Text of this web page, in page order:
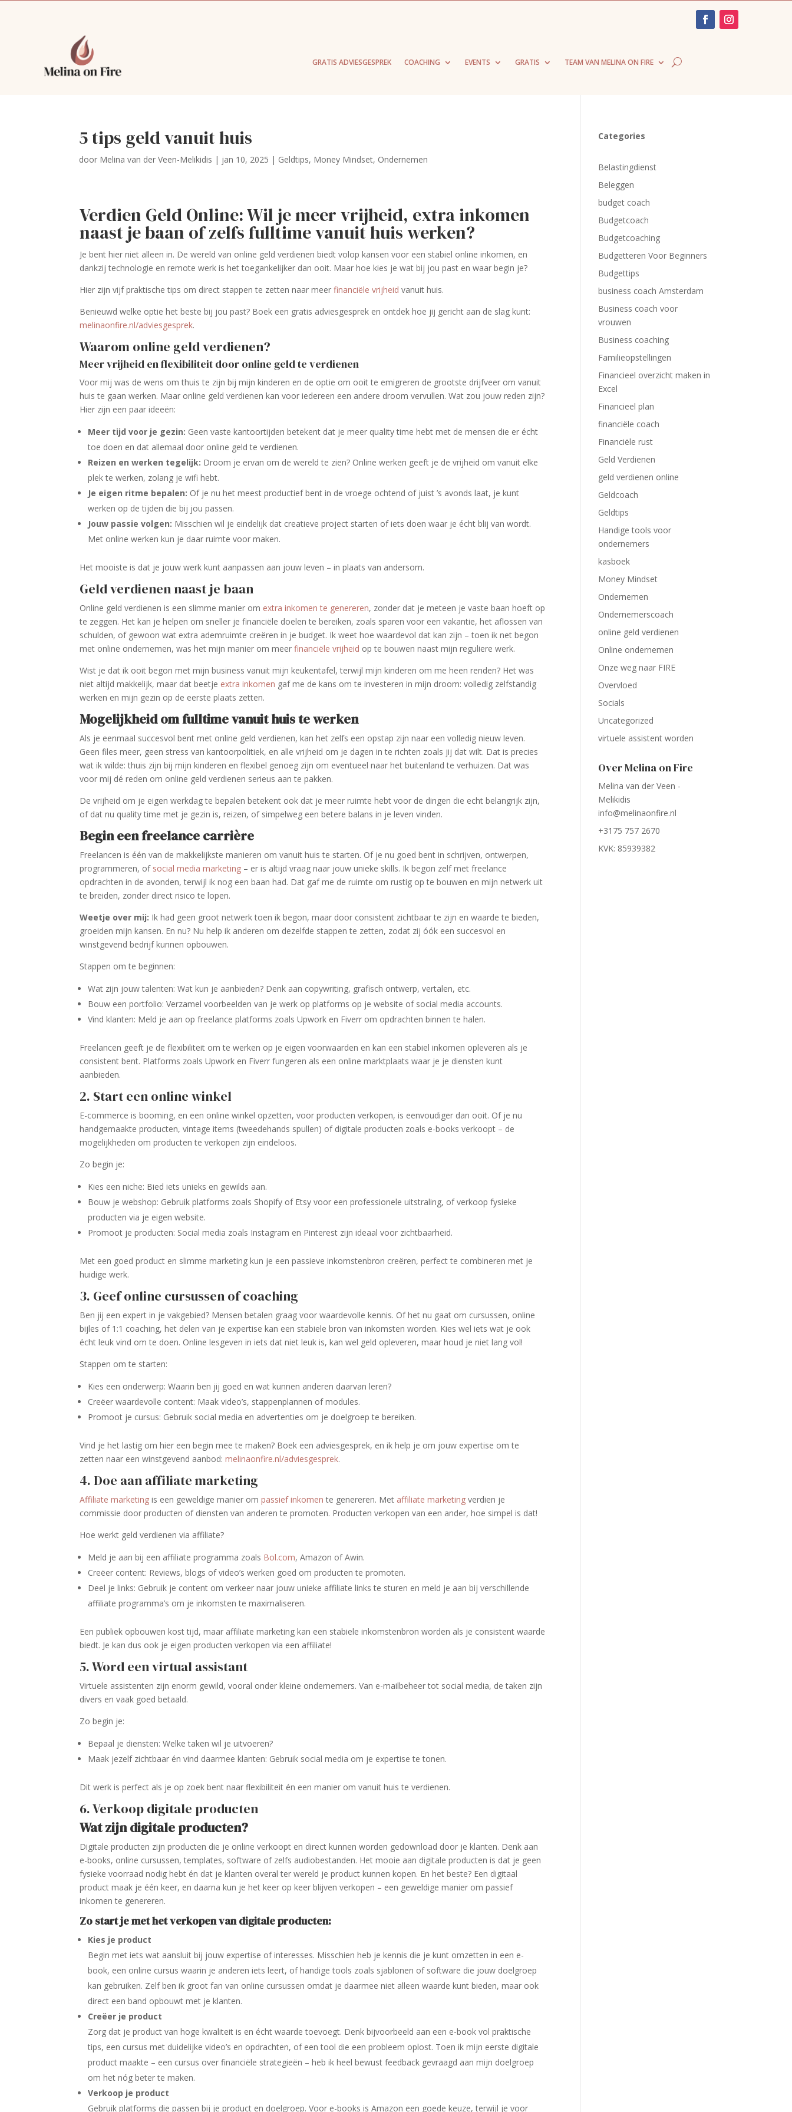
GRATIS ADVIESGESPREK COACHING EVENTS GRATIS TEAM VAN MELINA ON FIRE
5 tips geld vanuit huis
door Melina van der Veen-Melikidis | jan 10, 2025 | Geldtips, Money Mindset, Ondernemen
Verdien Geld Online: Wil je meer vrijheid, extra inkomen
naast je baan of zelfs fulltime vanuit huis werken?
Je bent hier niet alleen in. De wereld van online geld verdienen biedt volop kansen voor een stabiel online inkomen, en
dankzij technologie en remote werk is het toegankelijker dan ooit. Maar hoe kies je wat bij jou past en waar begin je?
Hier zijn vijf praktische tips om direct stappen te zetten naar meerfinanciële vrijheid vanuit huis.
Benieuwd welke optie het beste bij jou past? Boek een gratis adviesgesprek en ontdek hoe jij gericht aan de slag kunt:
melinaonfire.nl/adviesgesprek.
Waarom online geld verdienen?
Meer vrijheid en flexibiliteit door online geld te verdienen
Voor mij was de wens om thuis te zijn bij mijn kinderen en de optie om ooit te emigreren de grootste drijfveer om vanuit
huis te gaan werken. Maar online geld verdienen kan voor iedereen een andere droom vervullen. Wat zou jouw reden zijn?
Hier zijn een paar ideeën:
Meer tijd voor je gezin: Geen vaste kantoortijden betekent dat je meer quality time hebt met de mensen die er écht
toe doen en dat allemaal door online geld te verdienen.
Reizen en werken tegelijk: Droom je ervan om de wereld te zien? Online werken geeft je de vrijheid om vanuit elke
plek te werken, zolang je wifi hebt.
Je eigen ritme bepalen: Of je nu het meest productief bent in de vroege ochtend of juist ’s avonds laat, je kunt
werken op de tijden die bij jou passen.
Jouw passie volgen: Misschien wil je eindelijk dat creatieve project starten of iets doen waar je écht blij van wordt.
Met online werken kun je daar ruimte voor maken.
Het mooiste is dat je jouw werk kunt aanpassen aan jouw leven – in plaats van andersom.
Geld verdienen naast je baan
Online geld verdienen is een slimme manier om extra inkomen te genereren, zonder dat je meteen je vaste baan hoeft op
te zeggen. Het kan je helpen om sneller je financiële doelen te bereiken, zoals sparen voor een vakantie, het aflossen van
schulden, of gewoon wat extra ademruimte creëren in je budget. Ik weet hoe waardevol dat kan zijn – toen ik net begon
met online ondernemen, was het mijn manier om meerfinanciële vrijheid op te bouwen naast mijn reguliere werk.
Wist je dat ik ooit begon met mijn business vanuit mijn keukentafel, terwijl mijn kinderen om me heen renden? Het was
niet altijd makkelijk, maar dat beetje extra inkomen gaf me de kans om te investeren in mijn droom: volledig zelfstandig
werken en mijn gezin op de eerste plaats zetten.
Mogelijkheid om fulltime vanuit huis te werken
Als je eenmaal succesvol bent met online geld verdienen, kan het zelfs een opstap zijn naar een volledig nieuw leven.
Geen files meer, geen stress van kantoorpolitiek, en alle vrijheid om je dagen in te richten zoals jij dat wilt. Dat is precies
wat ik wilde: thuis zijn bij mijn kinderen en flexibel genoeg zijn om eventueel naar het buitenland te verhuizen. Dat was
voor mij dé reden om online geld verdienen serieus aan te pakken.
De vrijheid om je eigen werkdag te bepalen betekent ook dat je meer ruimte hebt voor de dingen die echt belangrijk zijn,
of dat nu quality time met je gezin is, reizen, of simpelweg een betere balans in je leven vinden.
Begin een freelance carrière
Freelancen is één van de makkelijkste manieren om vanuit huis te starten. Of je nu goed bent in schrijven, ontwerpen,
programmeren, of social media marketing – er is altijd vraag naar jouw unieke skills. Ik begon zelf met freelance
opdrachten in de avonden, terwijl ik nog een baan had. Dat gaf me de ruimte om rustig op te bouwen en mijn netwerk uit
te breiden, zonder direct risico te lopen.
Weetje over mij: Ik had geen groot netwerk toen ik begon, maar door consistent zichtbaar te zijn en waarde te bieden,
groeiden mijn kansen. En nu? Nu help ik anderen om dezelfde stappen te zetten, zodat zij óók een succesvol en
winstgevend bedrijf kunnen opbouwen.
Stappen om te beginnen:
Wat zijn jouw talenten: Wat kun je aanbieden? Denk aan copywriting, grafisch ontwerp, vertalen, etc.
Bouw een portfolio: Verzamel voorbeelden van je werk op platforms op je website of social media accounts.
Vind klanten: Meld je aan op freelance platforms zoals Upwork en Fiverr om opdrachten binnen te halen.
Freelancen geeft je de flexibiliteit om te werken op je eigen voorwaarden en kan een stabiel inkomen opleveren als je
consistent bent. Platforms zoals Upwork en Fiverr fungeren als een online marktplaats waar je je diensten kunt
aanbieden.
2. Start een online winkel
E-commerce is booming, en een online winkel opzetten, voor producten verkopen, is eenvoudiger dan ooit. Of je nu
handgemaakte producten, vintage items (tweedehands spullen) of digitale producten zoals e-books verkoopt – de
mogelijkheden om producten te verkopen zijn eindeloos.
Zo begin je:
Kies een niche: Bied iets unieks en gewilds aan.
Bouw je webshop: Gebruik platforms zoals Shopify of Etsy voor een professionele uitstraling, of verkoop fysieke
producten via je eigen website.
Promoot je producten: Social media zoals Instagram en Pinterest zijn ideaal voor zichtbaarheid.
Met een goed product en slimme marketing kun je een passieve inkomstenbron creëren, perfect te combineren met je
huidige werk.
3. Geef online cursussen of coaching
Ben jij een expert in je vakgebied? Mensen betalen graag voor waardevolle kennis. Of het nu gaat om cursussen, online
bijles of 1:1 coaching, het delen van je expertise kan een stabiele bron van inkomsten worden. Kies wel iets wat je ook
écht leuk vind om te doen. Online lesgeven in iets dat niet leuk is, kan wel geld opleveren, maar houd je niet lang vol!
Stappen om te starten:
Kies een onderwerp: Waarin ben jij goed en wat kunnen anderen daarvan leren?
Creëer waardevolle content: Maak video’s, stappenplannen of modules.
Promoot je cursus: Gebruik social media en advertenties om je doelgroep te bereiken.
Vind je het lastig om hier een begin mee te maken? Boek een adviesgesprek, en ik help je om jouw expertise om te
zetten naar een winstgevend aanbod:melinaonfire.nl/adviesgesprek.
4. Doe aan affiliate marketing
Affiliate marketing is een geweldige manier ompassief inkomen te genereren. Met affiliate marketing verdien je
commissie door producten of diensten van anderen te promoten. Producten verkopen van een ander, hoe simpel is dat!
Hoe werkt geld verdienen via affiliate?
Meld je aan bij een affiliate programma zoals Bol.com, Amazon of Awin.
Creëer content: Reviews, blogs of video’s werken goed om producten te promoten.
Deel je links: Gebruik je content om verkeer naar jouw unieke affiliate links te sturen en meld je aan bij verschillende
affiliate programma’s om je inkomsten te maximaliseren.
Een publiek opbouwen kost tijd, maar affiliate marketing kan een stabiele inkomstenbron worden als je consistent waarde
biedt. Je kan dus ook je eigen producten verkopen via een affiliate!
5. Word een virtual assistant
Virtuele assistenten zijn enorm gewild, vooral onder kleine ondernemers. Van e-mailbeheer tot social media, de taken zijn
divers en vaak goed betaald.
Zo begin je:
Bepaal je diensten: Welke taken wil je uitvoeren?
Maak jezelf zichtbaar én vind daarmee klanten: Gebruik social media om je expertise te tonen.
Dit werk is perfect als je op zoek bent naar flexibiliteit én een manier om vanuit huis te verdienen.
6. Verkoop digitale producten
Wat zijn digitale producten?
Digitale producten zijn producten die je online verkoopt en direct kunnen worden gedownload door je klanten. Denk aan
e-books, online cursussen, templates, software of zelfs audiobestanden. Het mooie aan digitale producten is dat je geen
fysieke voorraad nodig hebt én dat je klanten overal ter wereld je product kunnen kopen. En het beste? Een digitaal
product maak je één keer, en daarna kun je het keer op keer blijven verkopen – een geweldige manier om passief
inkomen te genereren.
Zo start je met het verkopen van digitale producten:
Kies je product
Begin met iets wat aansluit bij jouw expertise of interesses. Misschien heb je kennis die je kunt omzetten in een e-
book, een online cursus waarin je anderen iets leert, of handige tools zoals sjablonen of software die jouw doelgroep
kan gebruiken. Zelf ben ik groot fan van online cursussen omdat je daarmee niet alleen waarde kunt bieden, maar ook
direct een band opbouwt met je klanten.
Creëer je product
Zorg dat je product van hoge kwaliteit is en écht waarde toevoegt. Denk bijvoorbeeld aan een e-book vol praktische
tips, een cursus met duidelijke video’s en opdrachten, of een tool die een probleem oplost. Toen ik mijn eerste digitale
product maakte – een cursus over financiële strategieën – heb ik heel bewust feedback gevraagd aan mijn doelgroep
om het nóg beter te maken.
Verkoop je product
Gebruik platforms die passen bij je product en doelgroep. Voor e-books is Amazon een goede keuze, terwijl je voor
Categories
Belastingdienst
Beleggen
budget coach
Budgetcoach
Budgetcoaching
Budgetteren Voor Beginners
Budgettips
business coach Amsterdam
Business coach voor
vrouwen
Business coaching
Familieopstellingen
Financieel overzicht maken in
Excel
Financieel plan
financiële coach
Financiële rust
Geld Verdienen
geld verdienen online
Geldcoach
Geldtips
Handige tools voor
ondernemers
kasboek
Money Mindset
Ondernemen
Ondernemerscoach
online geld verdienen
Online ondernemen
Onze weg naar FIRE
Overvloed
Socials
Uncategorized
virtuele assistent worden
Over Melina on Fire
Melina van der Veen -
Melikidis
info@melinaonfire.nl
+3175 757 2670
KVK: 85939382